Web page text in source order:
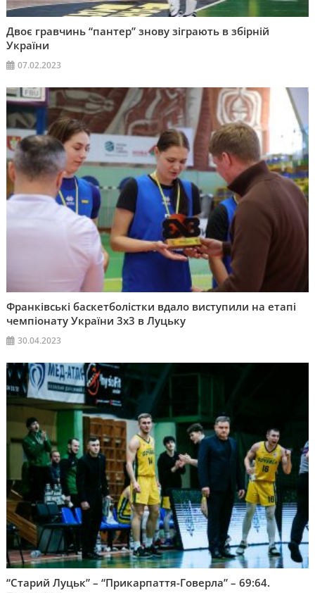
Двоє гравчинь “пантер” знову зіграють в збірній
України
07.02.2023
Франківські баскетболістки вдало виступили на етапі
чемпіонату України 3х3 в Луцьку
30.04.2023
“Старий Луцьк” – “Прикарпаття-Говерла” – 69:64.